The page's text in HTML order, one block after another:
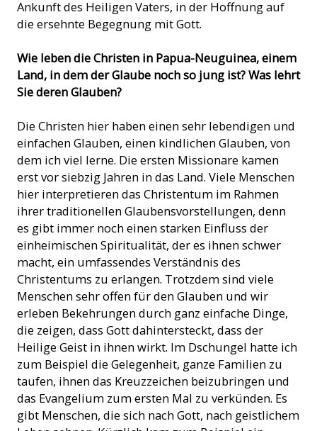
Ankunft des Heiligen Vaters, in der Hoffnung auf
die ersehnte Begegnung mit Gott.
Wie leben die Christen in Papua-Neuguinea, einem
Land, in dem der Glaube noch so jung ist? Was lehrt
Sie deren Glauben?
Die Christen hier haben einen sehr lebendigen und
einfachen Glauben, einen kindlichen Glauben, von
dem ich viel lerne. Die ersten Missionare kamen
erst vor siebzig Jahren in das Land. Viele Menschen
hier interpretieren das Christentum im Rahmen
ihrer traditionellen Glaubensvorstellungen, denn
es gibt immer noch einen starken Einfluss der
einheimischen Spiritualität, der es ihnen schwer
macht, ein umfassendes Verständnis des
Christentums zu erlangen. Trotzdem sind viele
Menschen sehr offen für den Glauben und wir
erleben Bekehrungen durch ganz einfache Dinge,
die zeigen, dass Gott dahintersteckt, dass der
Heilige Geist in ihnen wirkt. Im Dschungel hatte ich
zum Beispiel die Gelegenheit, ganze Familien zu
taufen, ihnen das Kreuzzeichen beizubringen und
das Evangelium zum ersten Mal zu verkünden. Es
gibt Menschen, die sich nach Gott, nach geistlichem